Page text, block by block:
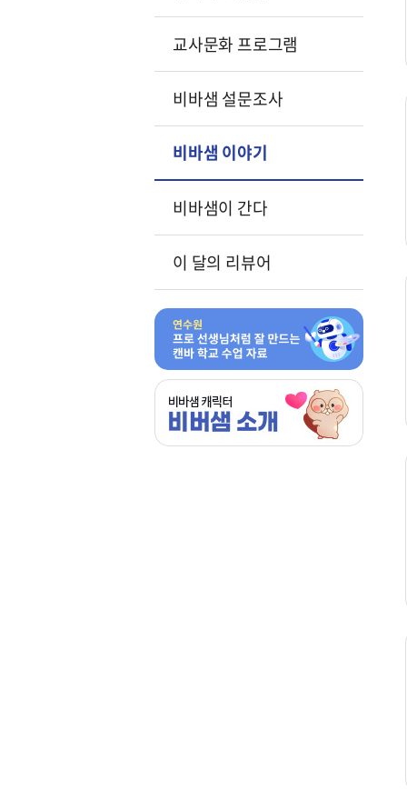
교사문화 프로그램
비바샘 설문조사
비바샘 이야기
비바샘이 간다
이 달의 리뷰어